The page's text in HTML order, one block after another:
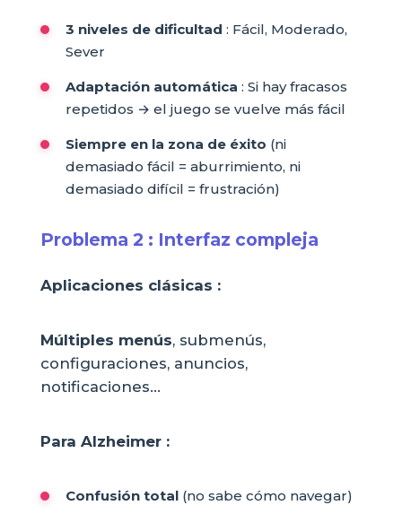
3 niveles de dificultad : Fácil, Moderado,
Sever
Adaptación automática : Si hay fracasos
repetidos → el juego se vuelve más fácil
Siempre en la zona de éxito (ni
demasiado fácil = aburrimiento, ni
demasiado difícil = frustración)
Problema 2 : Interfaz compleja
Aplicaciones clásicas :
Múltiples menús, submenús,
configuraciones, anuncios,
notificaciones...
Para Alzheimer :
Confusión total(no sabe cómo navegar)